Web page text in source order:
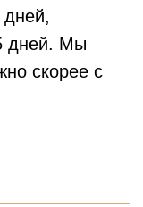
дней. Мы
скорее с